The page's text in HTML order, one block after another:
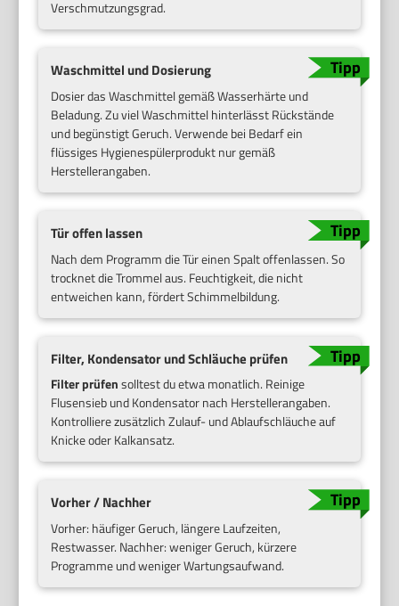
Verschmutzungsgrad.
Waschmittel und Dosierung
Dosier das Waschmittel gemäß Wasserhärte und
Beladung. Zu viel Waschmittel hinterlässt Rückstände
und begünstigt Geruch. Verwende bei Bedarf ein
flüssiges Hygienespülerprodukt nur gemäß
Herstellerangaben.
Tür offen lassen
Nach dem Programm die Tür einen Spalt offenlassen. So
trocknet die Trommel aus. Feuchtigkeit, die nicht
entweichen kann, fördert Schimmelbildung.
Filter, Kondensator und Schläuche prüfen
Filter prüfensolltest du etwa monatlich. Reinige
Flusensieb und Kondensator nach Herstellerangaben.
Kontrolliere zusätzlich Zulauf- und Ablaufschläuche auf
Knicke oder Kalkansatz.
Vorher / Nachher
Vorher: häufiger Geruch, längere Laufzeiten,
Restwasser. Nachher: weniger Geruch, kürzere
Programme und weniger Wartungsaufwand.